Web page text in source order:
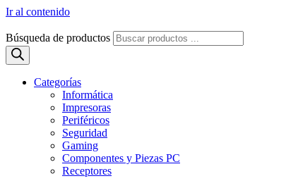
Ir al contenido
Búsqueda de productos
Categorías
Informática
Impresoras
Periféricos
Seguridad
Gaming
Componentes y Piezas PC
Receptores